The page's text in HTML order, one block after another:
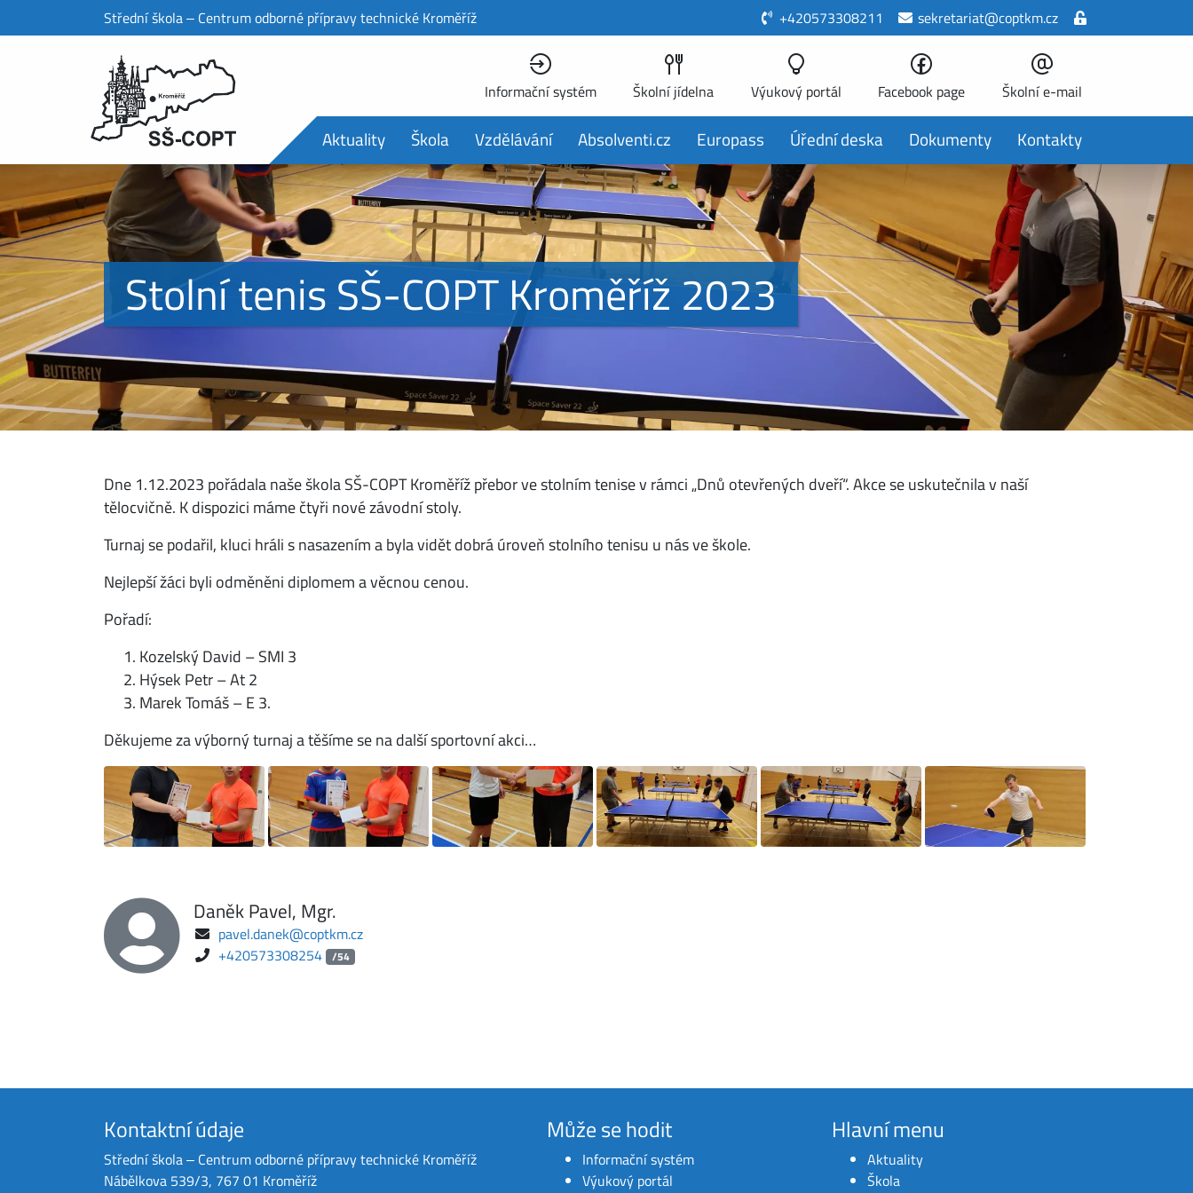
Střední škola ‒ Centrum odborné přípravy technické Kroměříž +420573308211 sekretariat@coptkm.cz
Informační systém Školní jídelna Výukový portál Facebook page Školní e-mail
Aktuality Škola Vzdělávání Absolventi.cz Europass Úřední deska Dokumenty Kontakty
Stolní tenis SŠ-COPT Kroměříž 2023
Dne 1.12.2023 pořádala naše škola SŠ-COPT Kroměříž přebor ve stolním tenise v rámci „Dnů otevřených dveří“. Akce se uskutečnila v naší
tělocvičně. K dispozici máme čtyři nové závodní stoly.
Turnaj se podařil, kluci hráli s nasazením a byla vidět dobrá úroveň stolního tenisu u nás ve škole.
Nejlepší žáci byli odměněni diplomem a věcnou cenou.
Pořadí:
Kozelský David – SMI 3
Hýsek Petr – At 2
Marek Tomáš – E 3.
Děkujeme za výborný turnaj a těšíme se na další sportovní akci…
Daněk Pavel, Mgr.
pavel.danek@coptkm.cz
+420573308254 /54
Kontaktní údaje
Střední škola ‒ Centrum odborné přípravy technické Kroměříž
Nábělkova 539/3, 767 01 Kroměříž
Může se hodit
Informační systém
Výukový portál
Hlavní menu
Aktuality
Škola